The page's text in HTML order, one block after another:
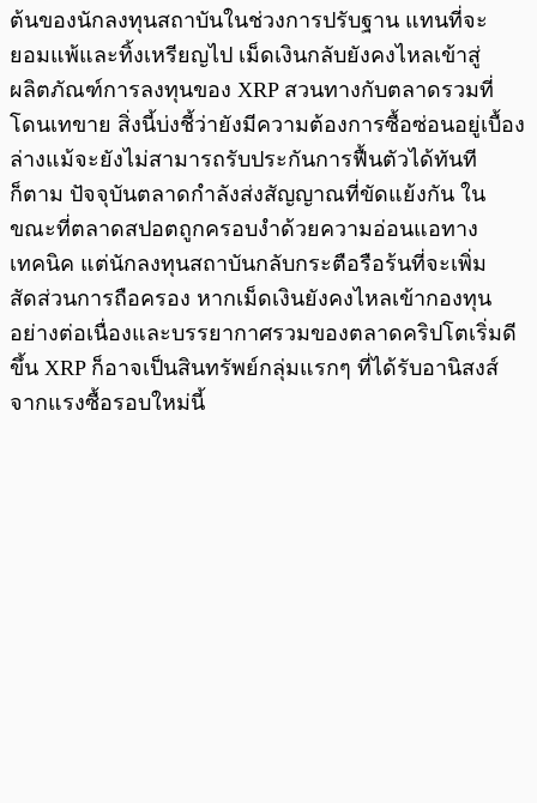
ต้นของนักลงทุนสถาบันในช่วงการปรับฐาน แทนที่จะ
ยอมแพ้และทิ้งเหรียญไป เม็ดเงินกลับยังคงไหลเข้าสู่
ผลิตภัณฑ์การลงทุนของ XRP สวนทางกับตลาดรวมที่
โดนเทขาย สิ่งนี้บ่งชี้ว่ายังมีความต้องการซื้อซ่อนอยู่เบื้อง
ล่างแม้จะยังไม่สามารถรับประกันการฟื้นตัวได้ทันที
ก็ตาม ปัจจุบันตลาดกำลังส่งสัญญาณที่ขัดแย้งกัน ใน
ขณะที่ตลาดสปอตถูกครอบงำด้วยความอ่อนแอทาง
เทคนิค แต่นักลงทุนสถาบันกลับกระตือรือร้นที่จะเพิ่ม
สัดส่วนการถือครอง หากเม็ดเงินยังคงไหลเข้ากองทุน
อย่างต่อเนื่องและบรรยากาศรวมของตลาดคริปโตเริ่มดี
ขึ้น XRP ก็อาจเป็นสินทรัพย์กลุ่มแรกๆ ที่ได้รับอานิสงส์
จากแรงซื้อรอบใหม่นี้